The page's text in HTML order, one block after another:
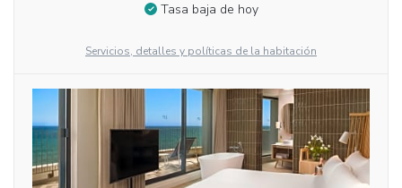
Tasa baja de hoy
Servicios, detalles y políticas de la habitación